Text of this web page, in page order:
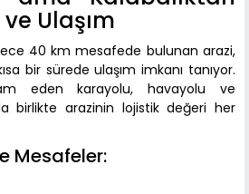
Ulaşım
40 km mesafede bulunan arazi,
bir sürede ulaşım imkanı tanıyor.
eden karayolu, havayolu ve
birlikte arazinin lojistik değeri her
Mesafeler: